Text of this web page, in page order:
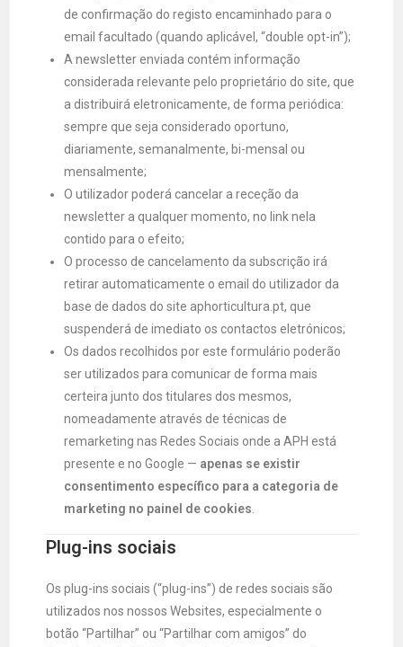
de confirmação do registo encaminhado para o
email facultado (quando aplicável, “double opt-in”);
A newsletter enviada contém informação
considerada relevante pelo proprietário do site, que
a distribuirá eletronicamente, de forma periódica:
sempre que seja considerado oportuno,
diariamente, semanalmente, bi-mensal ou
mensalmente;
O utilizador poderá cancelar a receção da
newsletter a qualquer momento, no link nela
contido para o efeito;
O processo de cancelamento da subscrição irá
retirar automaticamente o email do utilizador da
base de dados do site aphorticultura.pt, que
suspenderá de imediato os contactos eletrónicos;
Os dados recolhidos por este formulário poderão
ser utilizados para comunicar de forma mais
certeira junto dos titulares dos mesmos,
nomeadamente através de técnicas de
remarketing nas Redes Sociais onde a APH está
presente e no Google — apenas se existir
consentimento específico para a categoria de
marketing no painel de cookies
Plug-ins sociais
Os plug-ins sociais (“plug-ins”) de redes sociais são
utilizados nos nossos Websites, especialmente o
botão “Partilhar” ou “Partilhar com amigos” do